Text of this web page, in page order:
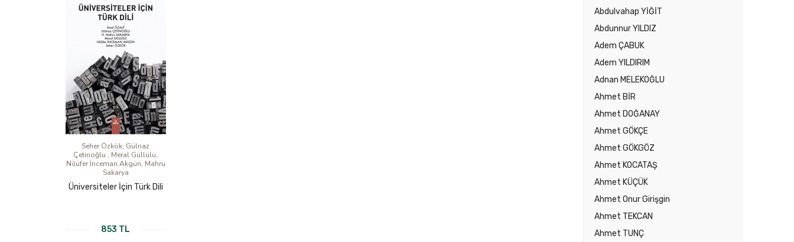
Seher Özkök, Gülnaz
Çetinoğlu , Meral Güllülü,
Nilüfer İnceman Akgün, Mahru
Sakarya
Üniversiteler İçin Türk Dili
853 TL
KİTABI İNCELE
Abdulvahap YİĞİT
Abdunnur YILDIZ
Adem ÇABUK
Adem YILDIRIM
Adnan MELEKOĞLU
Ahmet BİR
Ahmet DOĞANAY
Ahmet GÖKÇE
Ahmet GÖKGÖZ
Ahmet KOCATAŞ
Ahmet KÜÇÜK
Ahmet Onur Girişgin
Ahmet TEKCAN
Ahmet TUNÇ